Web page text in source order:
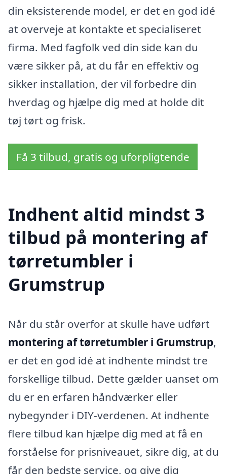
din eksisterende model, er det en god idé
at overveje at kontakte et specialiseret
firma. Med fagfolk ved din side kan du
være sikker på, at du får en effektiv og
sikker installation, der vil forbedre din
hverdag og hjælpe dig med at holde dit
tøj tørt og frisk.
Få 3 tilbud, gratis og uforpligtende
Indhent altid mindst 3
tilbud på montering af
tørretumbler i
Grumstrup
Når du står overfor at skulle have udført
montering af tørretumbler i Grumstrup,
er det en god idé at indhente mindst tre
forskellige tilbud. Dette gælder uanset om
du er en erfaren håndværker eller
nybegynder i DIY-verdenen. At indhente
flere tilbud kan hjælpe dig med at få en
forståelse for prisniveauet, sikre dig, at du
får den bedste service, og give dig